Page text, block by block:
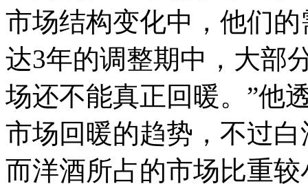
市场结构变化中，他们
达3年的调整期中，大部
场还不能真正回暖。”他
市场回暖的趋势，不过
而洋酒所占的市场比重